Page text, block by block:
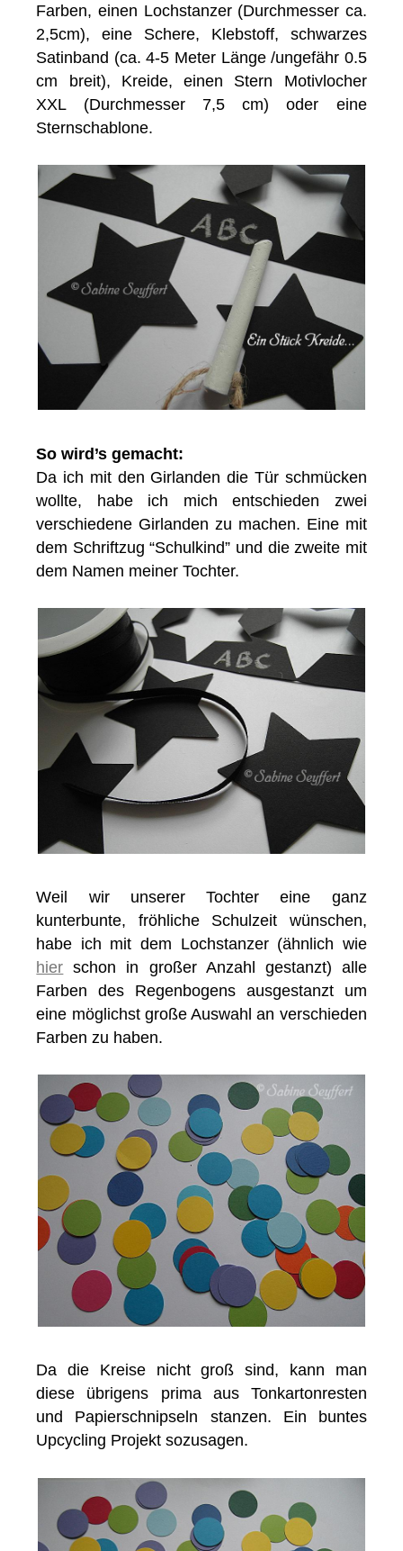
Farben, einen Lochstanzer (Durchmesser ca.
2,5cm), eine Schere, Klebstoff, schwarzes
Satinband (ca. 4-5 Meter Länge /ungefähr 0.5
cm breit), Kreide, einen Stern Motivlocher
XXL (Durchmesser 7,5 cm) oder eine
Sternschablone.
So wird’s gemacht:
Da ich mit den Girlanden die Tür schmücken
wollte, habe ich mich entschieden zwei
verschiedene Girlanden zu machen. Eine mit
dem Schriftzug “Schulkind” und die zweite mit
dem Namen meiner Tochter.
Weil wir unserer Tochter eine ganz
kunterbunte, fröhliche Schulzeit wünschen,
habe ich mit dem Lochstanzer (ähnlich wie
hier schon in großer Anzahl gestanzt) alle
Farben des Regenbogens ausgestanzt um
eine möglichst große Auswahl an verschieden
Farben zu haben.
Da die Kreise nicht groß sind, kann man
diese übrigens prima aus Tonkartonresten
und Papierschnipseln stanzen. Ein buntes
Upcycling Projekt sozusagen.